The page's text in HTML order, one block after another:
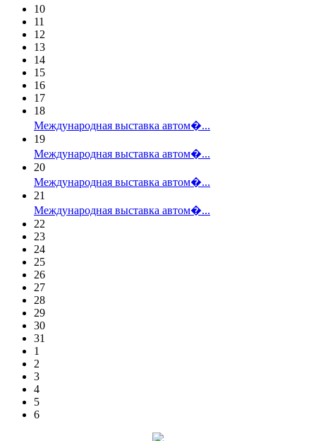
10
11
12
13
14
15
16
17
18
Международная выставка автом�...
19
Международная выставка автом�...
20
Международная выставка автом�...
21
Международная выставка автом�...
22
23
24
25
26
27
28
29
30
31
1
2
3
4
5
6